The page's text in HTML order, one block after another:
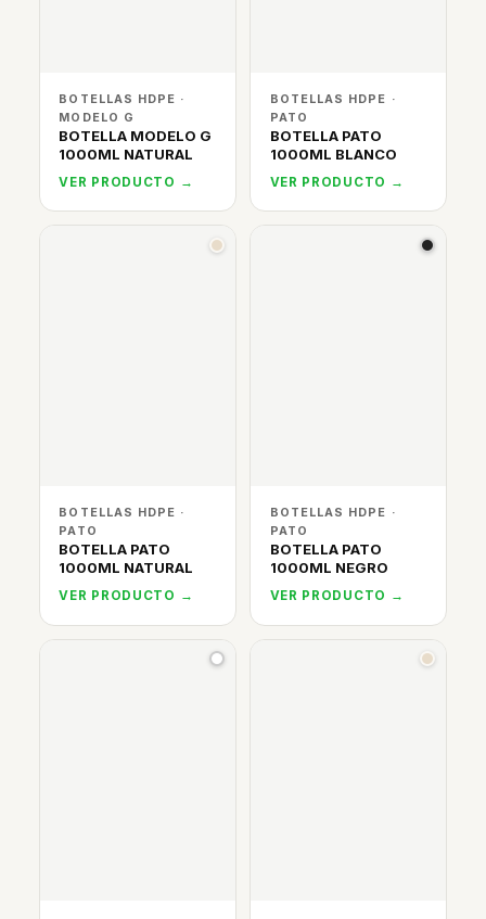
BOTELLAS HDPE ·
MODELO G
BOTELLA MODELO G
1000ML NATURAL
VER PRODUCTO →
BOTELLAS HDPE ·
PATO
BOTELLA PATO
1000ML BLANCO
VER PRODUCTO →
BOTELLAS HDPE ·
PATO
BOTELLA PATO
1000ML NATURAL
VER PRODUCTO →
BOTELLAS HDPE ·
PATO
BOTELLA PATO
1000ML NEGRO
VER PRODUCTO →